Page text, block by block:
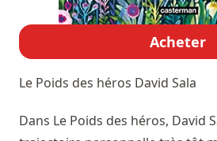
Acheter
Le Poids des héros David Sala
Dans Le Poids des héros, David